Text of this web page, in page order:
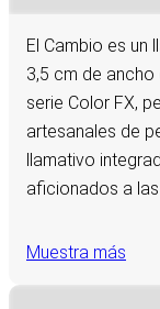
El Cambio es
3,5 cm de
serie Color FX,
artesanales de
llamativo
aficionados a
Muestra más